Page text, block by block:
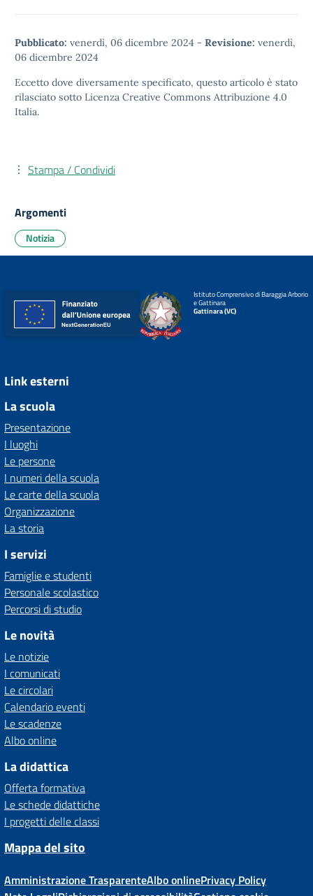
Pubblicato: venerdì, 06 dicembre 2024 - Revisione: venerdì,
06 dicembre 2024
Eccetto dove diversamente specificato, questo articolo è stato
rilasciato sotto Licenza Creative Commons Attribuzione 4.0
Italia.
Stampa / Condividi
Argomenti
Notizia
Istituto Comprensivo di Baraggia Arborio
e Gattinara
Gattinara (VC)
Link esterni
La scuola
Presentazione
I luoghi
Le persone
I numeri della scuola
Le carte della scuola
Organizzazione
La storia
I servizi
Famiglie e studenti
Personale scolastico
Percorsi di studio
Le novità
Le notizie
I comunicati
Le circolari
Calendario eventi
Le scadenze
Albo online
La didattica
Offerta formativa
Le schede didattiche
I progetti delle classi
Mappa del sito
Amministrazione TrasparenteAlbo onlinePrivacy Policy